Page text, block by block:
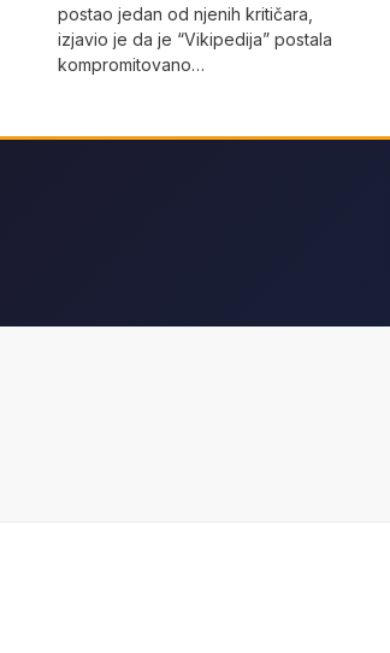
postao jedan od njenih kritičara,
izjavio je da je “Vikipedija” postala
kompromitovano…